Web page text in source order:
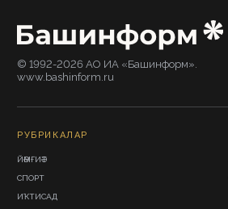
© 1992-2026 АО ИА «Башинформ».
www.bashinform.ru
РУБРИКАЛАР
ЙӘМҒИӘТ
СПОРТ
ИҠТИСАД